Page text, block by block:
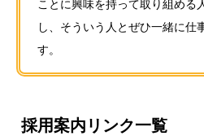
ことに興味を持って取り組める
し、そういう人とぜひ一緒に仕
す。
採用案内リンク一覧